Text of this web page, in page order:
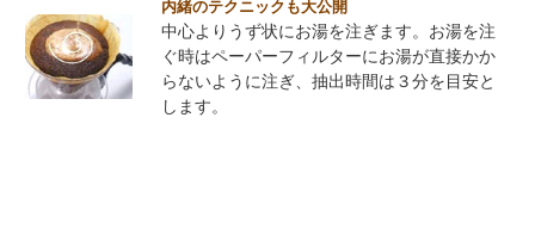
内緒のテクニックも大公開
中心よりうず状にお湯を注ぎます。お湯を注
ぐ時はペーパーフィルターにお湯が直接かか
らないように注ぎ、抽出時間は３分を目安と
します。